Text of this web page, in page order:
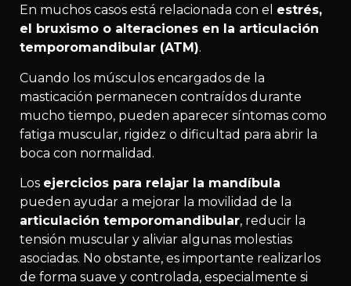
En muchos casos está relacionada con el estrés,
el bruxismo o alteraciones en la articulación
temporomandibular (ATM).
Cuando los músculos encargados de la
masticación permanecen contraídos durante
mucho tiempo, pueden aparecer síntomas como
fatiga muscular, rigidez o dificultad para abrir la
boca con normalidad.
Los ejercicios para relajar la mandíbula
pueden ayudar a mejorar la movilidad de la
articulación temporomandibular, reducir la
tensión muscular y aliviar algunas molestias
asociadas. No obstante, es importante realizarlos
de forma suave y controlada, especialmente si